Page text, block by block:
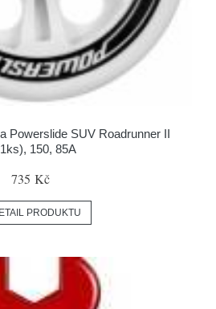
Powerslide SUV Roadrunner II
150, 85A
735 Kč
PRODUKTU